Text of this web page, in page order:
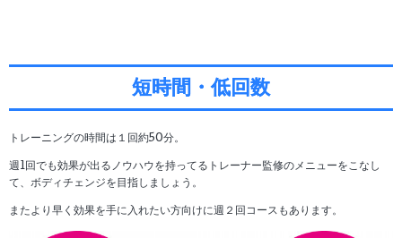
短時間・低回数
トレーニングの時間は１回約50分。
週1回でも効果が出るノウハウを持ってるトレーナー監修のメニューをこなし
て、ボディチェンジを目指しましょう。
またより早く効果を手に入れたい方向けに週２回コースもあります。